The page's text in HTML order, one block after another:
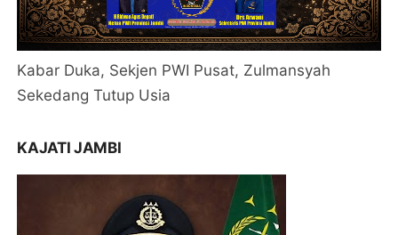
Kabar Duka, Sekjen PWI Pusat, Zulmansyah
Sekedang Tutup Usia
KAJATI JAMBI